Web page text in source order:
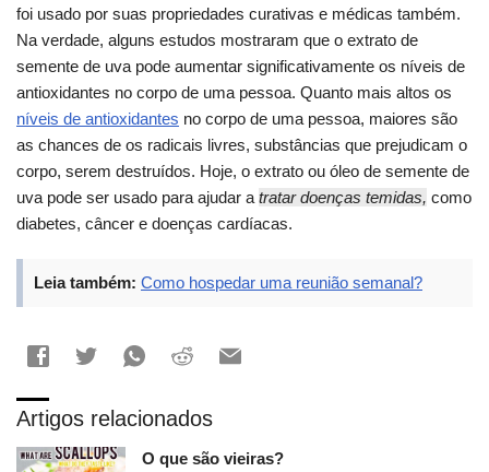
foi usado por suas propriedades curativas e médicas também.
Na verdade, alguns estudos mostraram que o extrato de
semente de uva pode aumentar significativamente os níveis de
antioxidantes no corpo de uma pessoa. Quanto mais altos os
níveis de antioxidantes no corpo de uma pessoa, maiores são
as chances de os radicais livres, substâncias que prejudicam o
corpo, serem destruídos. Hoje, o extrato ou óleo de semente de
uva pode ser usado para ajudar a tratar doenças temidas, como
diabetes, câncer e doenças cardíacas.
Leia também: Como hospedar uma reunião semanal?
Artigos relacionados
O que são vieiras?